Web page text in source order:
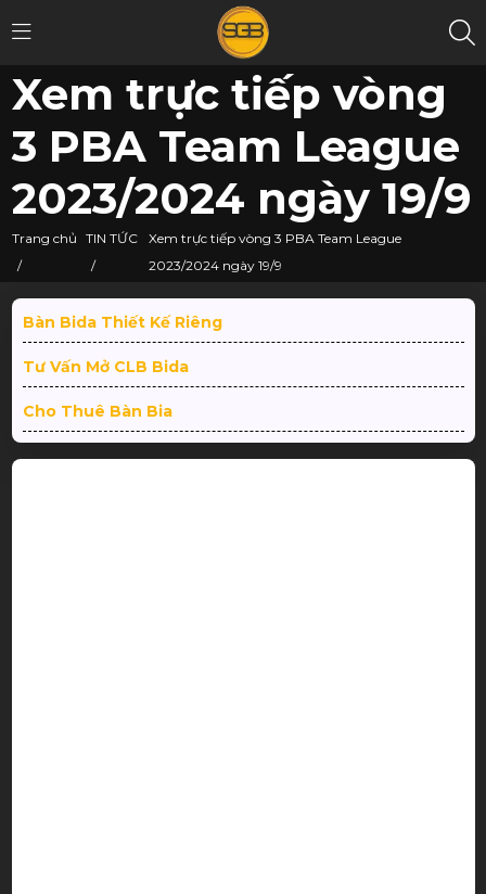
Xem trực tiếp vòng
3 PBA Team League
2023/2024 ngày 19/9
Trang chủ
/
TIN TỨC
/
Xem trực tiếp vòng 3 PBA Team League
2023/2024 ngày 19/9
Bàn Bida Thiết Kế Riêng
Tư Vấn Mở CLB Bida
Cho Thuê Bàn Bia